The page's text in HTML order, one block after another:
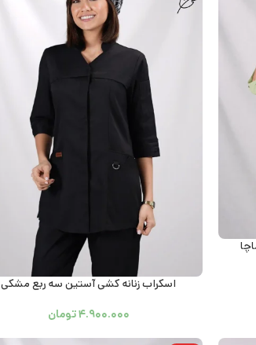
اسکراب زنانه کشی آستین سه ربع مشکی
۴.۹۰۰.۰۰۰تومان